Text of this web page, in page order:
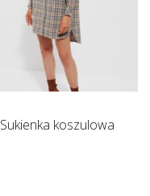
Sukienka koszulowa